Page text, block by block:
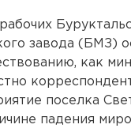
завода (БМЗ)
как
поселка
падения